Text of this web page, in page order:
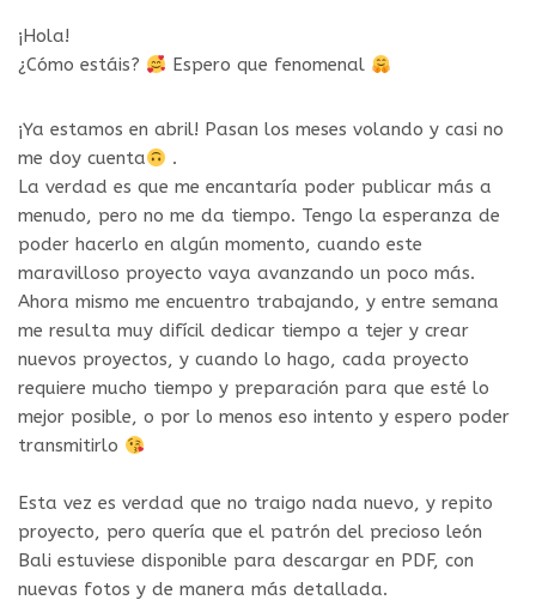
¡Hola!
¿Cómo estáis?
Espero que fenomenal
¡Ya estamos en abril! Pasan los meses volando y casi no
me doy cuenta
.
La verdad es que me encantaría poder publicar más a
menudo, pero no me da tiempo. Tengo la esperanza de
poder hacerlo en algún momento, cuando este
maravilloso proyecto vaya avanzando un poco más.
Ahora mismo me encuentro trabajando, y entre semana
me resulta muy difícil dedicar tiempo a tejer y crear
nuevos proyectos, y cuando lo hago, cada proyecto
requiere mucho tiempo y preparación para que esté lo
mejor posible, o por lo menos eso intento y espero poder
transmitirlo
Esta vez es verdad que no traigo nada nuevo, y repito
proyecto, pero quería que el patrón del precioso león
Bali estuviese disponible para descargar en PDF, con
nuevas fotos y de manera más detallada.